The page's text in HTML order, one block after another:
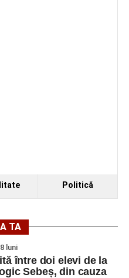
Politică
TA
luni
între doi elevi de la
Sebeș, din cauza